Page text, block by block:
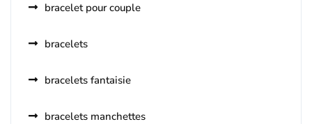
bracelet pour couple
bracelets
bracelets fantaisie
bracelets manchettes